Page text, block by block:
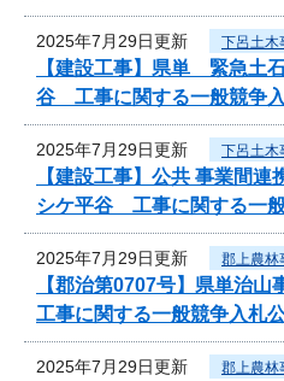
2025年7月29日更新 下呂土木
【建設工事】県単 緊急土
谷 工事に関する一般競争
2025年7月29日更新 下呂土木
【建設工事】公共 事業間
シケ平谷 工事に関する一
2025年7月29日更新 郡上農林
【郡治第0707号】県単治
工事に関する一般競争入札
2025年7月29日更新 郡上農林